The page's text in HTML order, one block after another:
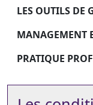
LES OUTILS DE
MANAGEMENT
PRATIQUE